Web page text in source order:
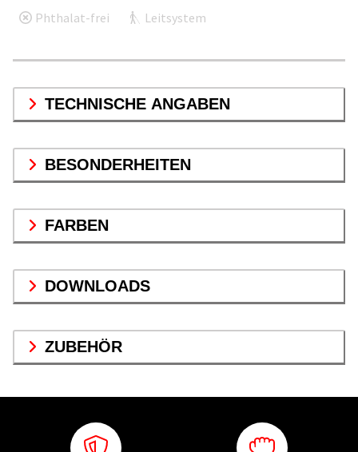
Phthalat-frei Leitsystem
TECHNISCHE ANGABEN
BESONDERHEITEN
FARBEN
DOWNLOADS
ZUBEHÖR